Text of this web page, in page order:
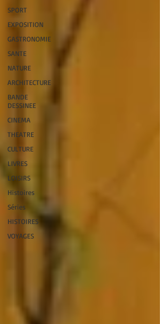
SPORT
EXPOSITION
GASTRONOMIE
SANTE
NATURE
ARCHITECTURE
BANDE
DESSINEE
CINEMA
THEATRE
CULTURE
LIVRES
LOISIRS
Histoires
Séries
HISTOIRES
VOYAGES